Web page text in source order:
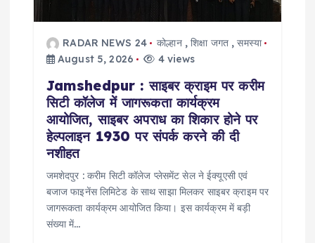
RADAR NEWS 24 कोल्हान,शिक्षा जगत,समस्या
August 5, 2026
4 views
Jamshedpur : साइबर क्राइम पर करीम
सिटी कॉलेज में जागरूकता कार्यक्रम
आयोजित, साइबर अपराध का शिकार होने पर
हेल्पलाइन 1930 पर संपर्क करने की दी
नशीहत
जमशेदपुर : करीम सिटी कॉलेज प्लेसमेंट सेल ने ईक्यूएसी एवं
बजाज फाइनेंस लिमिटेड के साथ साझा मिलकर साइबर क्राइम पर
जागरूकता कार्यक्रम आयोजित किया। इस कार्यक्रम में बड़ी
संख्या में…